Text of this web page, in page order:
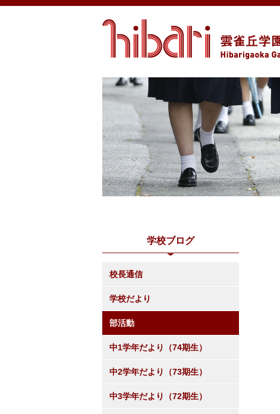
学校ブログ
校長通信
学校だより
部活動
中1学年だより（74期生）
中2学年だより（73期生）
中3学年だより（72期生）